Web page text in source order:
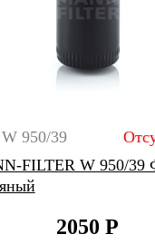
950/39
FILTER W 950/39
2050Р